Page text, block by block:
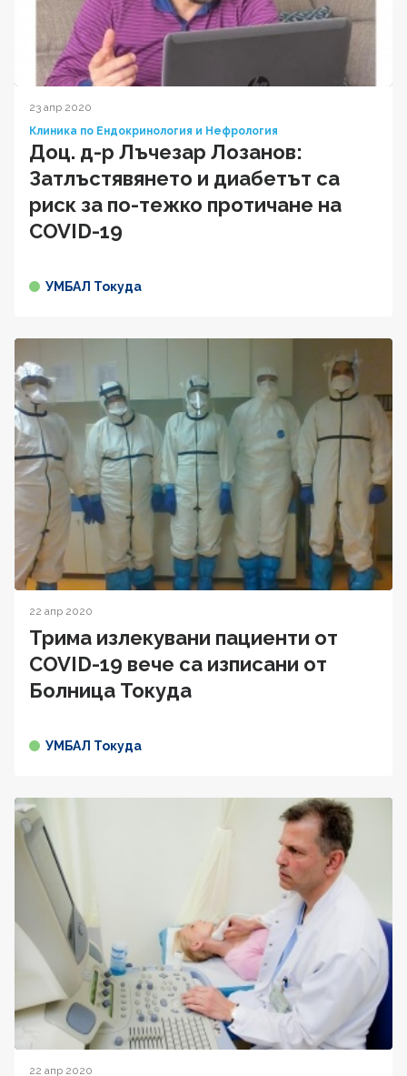
23 апр 2020
Клиника по Ендокринология и Нефрология
Доц. д-р Лъчезар Лозанов:
Затлъстявянето и диабетът са
риск за по-тежко протичане на
COVID-19
УМБАЛ Токуда
22 апр 2020
Трима излекувани пациенти от
COVID-19 вече са изписани от
Болница Токуда
УМБАЛ Токуда
22 апр 2020